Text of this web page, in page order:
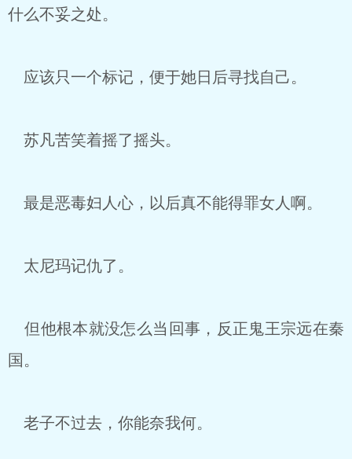
什么不妥之处。
应该只一个标记，便于她日后寻找自己。
苏凡苦笑着摇了摇头。
最是恶毒妇人心，以后真不能得罪女人啊。
太尼玛记仇了。
但他根本就没怎么当回事，反正鬼王宗远在秦
国。
老子不过去，你能奈我何。